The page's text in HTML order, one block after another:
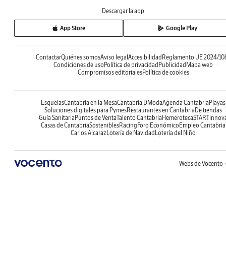
Descargar la app
App Store Google Play
ContactarQuiénes somosAviso legal Accesibilidad Reglamento UE 2024/
Condiciones de uso Política de privacidad Publicidad Mapa web
Compromisos editorialesPolítica de cookies
EsquelasCantabria en la MesaCantabria DModaAgenda Cantabria Playas
Soluciones digitales para PymesRestaurantes en Cantabria De tiendas
Guía Sanitaria Puntos de VentaTalento Cantabria Hemeroteca
Casas de CantabriaSosteniblesRacing Foro Económico Empleo Cantabria
Carlos Alcaraz Lotería de Navidad Lotería del Niño
Webs de Vocento